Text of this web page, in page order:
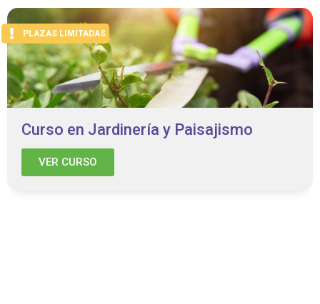
PLAZAS LIMITADAS
Curso en Jardinería y Paisajismo
VER CURSO